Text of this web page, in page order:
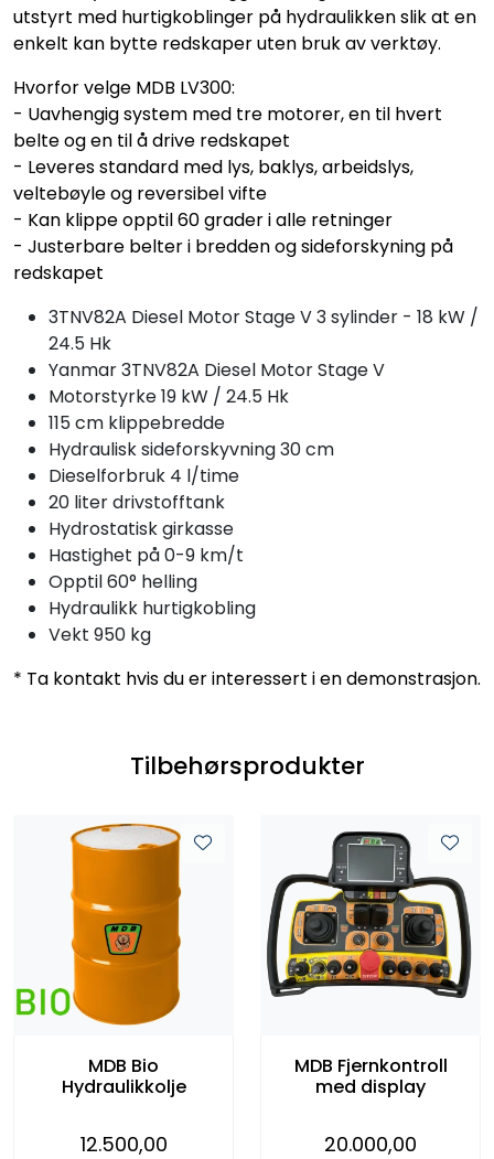
utstyrt med hurtigkoblinger på hydraulikken slik at en
enkelt kan bytte redskaper uten bruk av verktøy.
Hvorfor velge MDB LV300:
- Uavhengig system med tre motorer, en til hvert
belte og en til å drive redskapet
- Leveres standard med lys, baklys, arbeidslys,
veltebøyle og reversibel vifte
- Kan klippe opptil 60 grader i alle retninger
- Justerbare belter i bredden og sideforskyning på
redskapet
3TNV82A Diesel Motor Stage V 3 sylinder - 18 kW /
24.5 Hk
Yanmar 3TNV82A Diesel Motor Stage V
Motorstyrke 19 kW / 24.5 Hk
115 cm klippebredde
Hydraulisk sideforskyvning 30 cm
Dieselforbruk 4 l/time
20 liter drivstofftank
Hydrostatisk girkasse
Hastighet på 0-9 km/t
Opptil 60° helling
Hydraulikk hurtigkobling
Vekt 950 kg
* Ta kontakt hvis du er interessert i en demonstrasjon.
Tilbehørsprodukter
MDB Bio
Hydraulikkolje
12.500,00
MDB Fjernkontroll
med display
20.000,00